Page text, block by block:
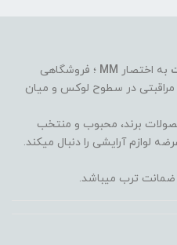
به اختصار MM ؛ فروشگاهی
مراقبتی در سطوح لوکس و میان
ارائه محصولات برند، محبوب و منتخب
لوازم آرایشی را دنبال میکند.
ضمانت ترب میباشد.